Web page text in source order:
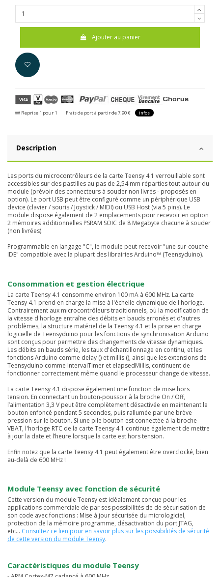
Ajouter au panier
Reprise 1 pour 1 Frais de port à partir de 7.90 € infos
Description
Les ports du microcontrôleurs de la carte Teensy 4.1 verrouillable sont
accessibles sur des pastilles au pas de 2,54 mm réparties tout autour du
module (prévoir des connecteurs à souder non livrés - proposés en
option). Le port USB peut être configuré comme un périphérique USB
device (clavier / souris / Joystick / MIDI) ou USB Host (via 5 pins). Le
module dispose également de 2 emplacements pour recevoir en option
2 mémoires additionnelles PSRAM SOIC de 8 Megabyte chacune à souder
(non livrées).
Programmable en langage "C", le module peut recevoir "une sur-couche
IDE" compatible avec la plupart des librairies Arduino™ (Teensyduino).
Consommation et gestion électrique
La carte Teensy 4.1 consomme environ 100 mA à 600 MHz. La carte
Teensy 4.1 prend en charge la mise à l'échelle dynamique de l'horloge.
Contrairement aux microcontrôleurs traditionnels, où la modification de
la vitesse d'horloge entraîne des débits en bauds erronés et d'autres
problèmes, la structure matériel de la Teensy 4.1 et la prise en charge
logicielle de Teensyduino pour les fonctions de synchronisation Arduino
sont conçus pour permettre des changements de vitesse dynamiques.
Les débits en bauds série, les taux d'échantillonnage en continu, et les
fonctions Arduino comme delay () et millis (), ainsi que les extensions de
Teensyduino comme IntervalTimer et elapsedMillis, continuent de
fonctionner correctement même quand le processeur change de vitesse.
La carte Teensy 4.1 dispose également une fonction de mise hors
tension. En connectant un bouton-poussoir à la broche On / Off,
l’alimentation 3,3 V peut être complètement désactivée en maintenant le
bouton enfoncé pendant 5 secondes, puis rallumée par une brève
pression sur le bouton. Si une pile bouton est connectée à la broche
VBAT, l'horloge RTC de la carte Teensy 4.1 continue également de mettre
à jour la date et l’heure lorsque la carte est hors tension.
Enfin notez que la carte Teensy 4.1 peut également être overclocké, bien
au-delà de 600 MHz !
Module Teensy avec fonction de sécurité
Cette version du module Teensy est idéalement conçue pour les
applications commerciale de par ses possibilités de de sécurisation de
son code avec fonctions : Mise à jour sécurisée du micrologiciel,
protection de la mémoire programme, désactivation du port JTAG,
etc... Consultez ce lien pour en savoir plus sur les possibilités de sécurité
de cette version du module Teensy.
Caractéristiques du module Teensy